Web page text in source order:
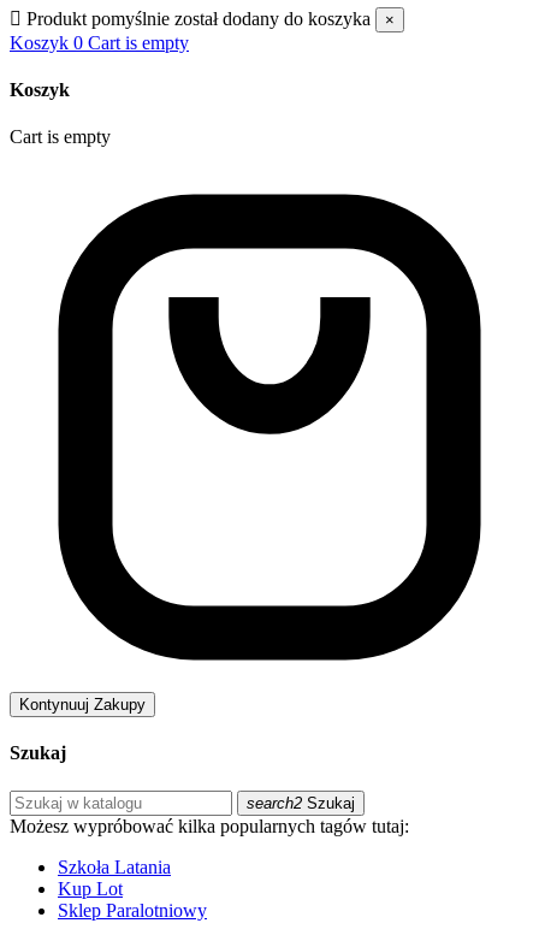
 Produkt pomyślnie został dodany do koszyka ×
Koszyk 0 Cart is empty
Koszyk
Cart is empty
Kontynuuj Zakupy
Szukaj
search2 Szukaj
Możesz wypróbować kilka popularnych tagów tutaj:
Szkoła Latania
Kup Lot
Sklep Paralotniowy